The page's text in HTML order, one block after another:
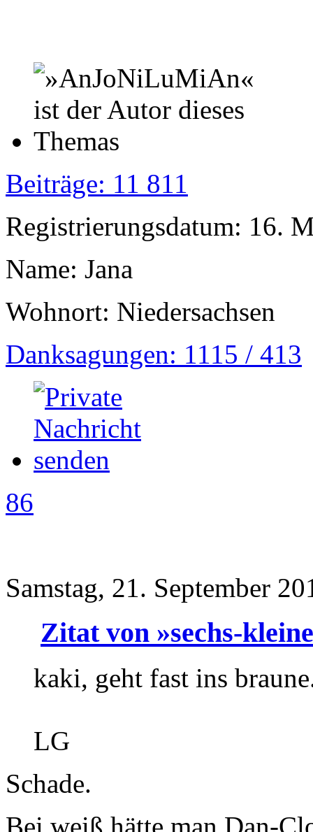
Beiträge: 11 811
Registrierungsdatum: 16.
Name: Jana
Wohnort: Niedersachsen
Danksagungen: 1115 / 413
86
Samstag, 21. September
Zitat von »sechs-
kaki, geht fast ins
LG
Schade.